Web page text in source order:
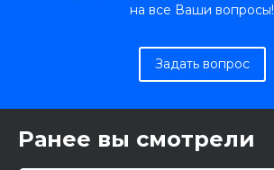
на все Ваши вопросы!
Задать вопрос
Ранее вы смотрели